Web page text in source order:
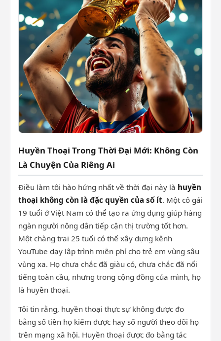
Huyền Thoại Trong Thời Đại Mới: Không Còn
Là Chuyện Của Riêng Ai
Điều làm tôi hào hứng nhất về thời đại này là huyền
thoại không còn là đặc quyền của số ít. Một cô gái
19 tuổi ở Việt Nam có thể tạo ra ứng dụng giúp hàng
ngàn người nông dân tiếp cận thị trường tốt hơn.
Một chàng trai 25 tuổi có thể xây dựng kênh
YouTube dạy lập trình miễn phí cho trẻ em vùng sâu
vùng xa. Họ chưa chắc đã giàu có, chưa chắc đã nổi
tiếng toàn cầu, nhưng trong cộng đồng của mình, họ
là huyền thoại.
Tôi tin rằng, huyền thoại thực sự không được đo
bằng số tiền họ kiếm được hay số người theo dõi họ
trên mạng xã hội. Huyền thoại được đo bằng tác